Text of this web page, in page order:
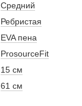
Средний
Ребристая
EVA пена
ProsourceFit
15 см
61 см